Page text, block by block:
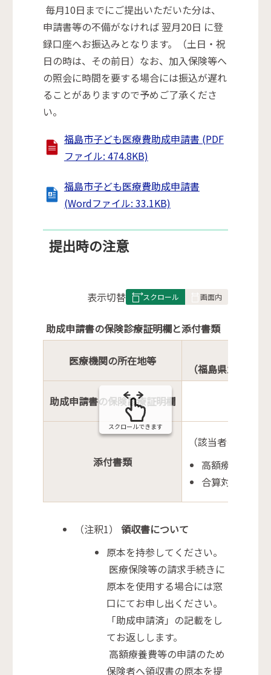
毎月10日までにご提出いただいた分は、
申請書等の不備がなければ 翌月20日 に登
録口座へお振込みとなります。（土日・祝
日の時は、その前日）なお、加入保険等へ
の照会に時間を要する場合には振込が遅れ
ることがありますので予めご了承くださ
い。
福島市子ども医療費助成申請書 (PDF
ファイル: 474.8KB)
福島市子ども医療費助成申請書
(Wordファイル: 33.1KB)
提出時の注意
表
み
の
表示切替
助成申請書の保険診療証明欄と添付書類
医療機関の所在地等
（福島県立医科
助成申請書の保険診療証明欄
添付書類
（該当者のみ）
高額療養費、
合算対象とな
スクロールできます
（注釈1）領収書について
原本を持参してください。
医療保険等の請求手続きに
原本を使用する場合には窓
口にてお申し出ください。
「助成申請済」の記載をし
てお返しします。
高額療養費等の申請のため
保険者へ領収書の原本を提